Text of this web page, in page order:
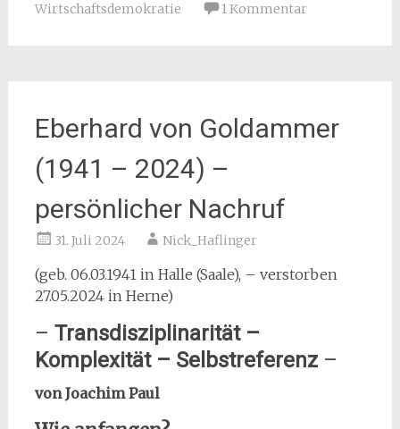
Wirtschaftsdemokratie
1 Kommentar
Eberhard von Goldammer
(1941 – 2024) –
persönlicher Nachruf
31. Juli 2024 Nick_Haflinger
(geb. 06.03.1941 in Halle (Saale), – verstorben
27.05.2024 in Herne)
– Transdisziplinarität –
Komplexität – Selbstreferenz–
von Joachim Paul